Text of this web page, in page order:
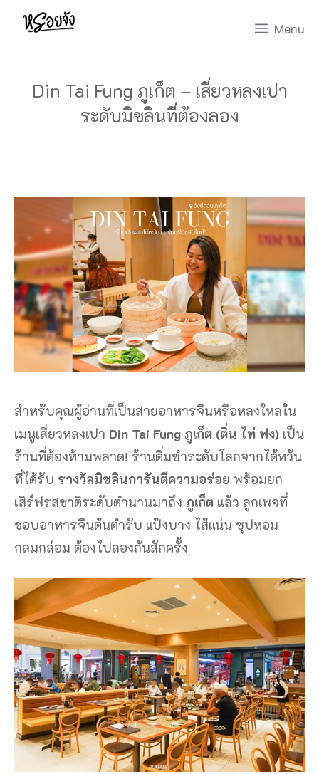
Skip
Menu
Din Tai Fung ภูเก็ต – เสี่ยวหลงเปา
ระดับมิชลินที่ต้องลอง
สำหรับคุณผู้อ่านที่เป็นสายอาหารจีนหรือหลงใหลใน
เมนูเสี่ยวหลงเปา Din Tai Fung ภูเก็ต (ติ่น ไท่ ฟง) เป็น
ร้านที่ต้องห้ามพลาด! ร้านติ่มซำระดับโลกจากไต้หวัน
ที่ได้รับ รางวัลมิชลินการันตีความอร่อย พร้อมยก
เสิร์ฟรสชาติระดับตำนานมาถึง ภูเก็ต แล้ว ลูกเพจที่
ชอบอาหารจีนต้นตำรับ แป้งบาง ไส้แน่น ซุปหอม
กลมกล่อม ต้องไปลองกันสักครั้ง